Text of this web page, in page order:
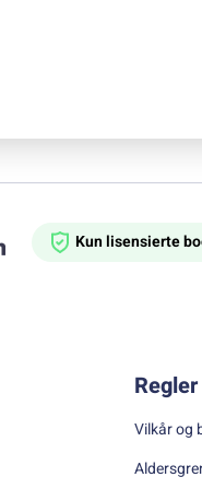
Kun lisensierte
Vilkår og